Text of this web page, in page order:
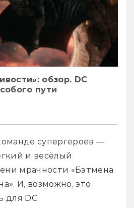
обзор. DC
пути
супергероев —
и весёлый
мрачности «Бэтмена
И, возможно, это
для DC.